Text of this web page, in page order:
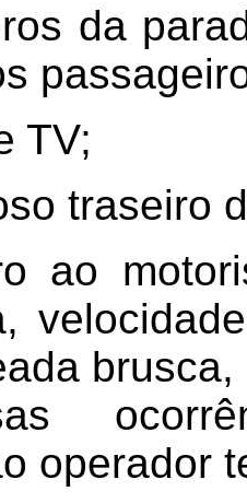
da
TV;
traseiro
ao
operador